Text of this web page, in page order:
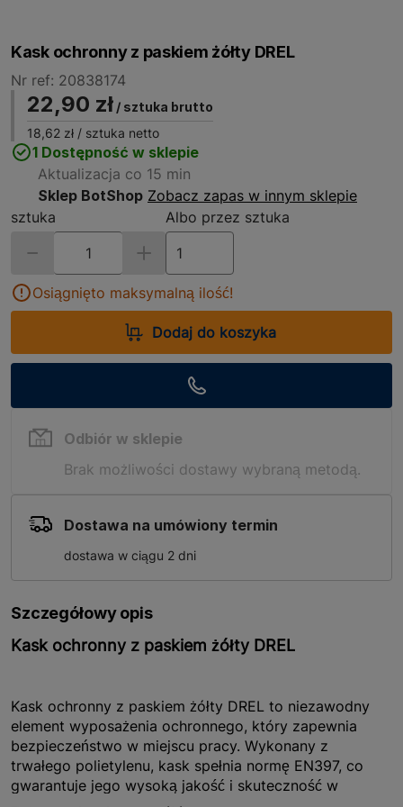
Kask ochronny z paskiem żółty DREL
Nr ref: 20838174
22,90 zł / sztuka brutto
18,62 zł / sztuka netto
1 Dostępność w sklepie
Aktualizacja co 15 min
Sklep BotShop Zobacz zapas w innym sklepie
sztuka
Albo przez sztuka
Osiągnięto maksymalną ilość!
Dodaj do koszyka
Odbiór w sklepie
Brak możliwości dostawy wybraną metodą.
Dostawa na umówiony termin
dostawa w ciągu 2 dni
Szczegółowy opis
Kask ochronny z paskiem żółty DREL
Kask ochronny z paskiem żółty DREL to niezawodny
element wyposażenia ochronnego, który zapewnia
bezpieczeństwo w miejscu pracy. Wykonany z
trwałego polietylenu, kask spełnia normę EN397, co
gwarantuje jego wysoką jakość i skuteczność w